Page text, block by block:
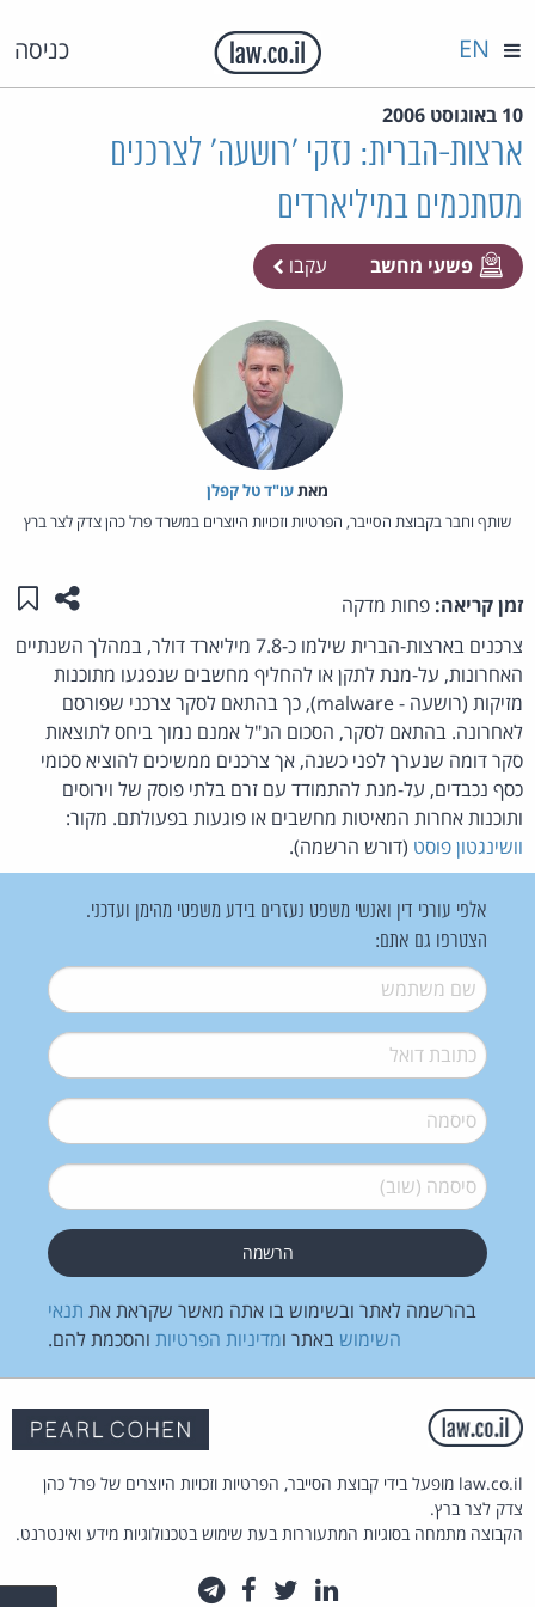
כניסה EN
10 באוגוסט 2006
ארצות-הברית: נזקי 'רושעה' לצרכנים
מסתכמים במיליארדים
פשעי מחשב עקבו
מאת‏עו"ד טל קפלן
שותף וחבר בקבוצת הסייבר, הפרטיות וזכויות היוצרים במשרד פרל כהן צדק לצר ברץ
זמן קריאה: פחות מדקה שתפו
צרכנים בארצות-הברית שילמו כ-7.8 מיליארד דולר, במהלך השנתיים
האחרונות, על-מנת לתקן או להחליף מחשבים שנפגעו מתוכנות
מזיקות (רושעה - malware), כך בהתאם לסקר צרכני שפורסם
לאחרונה. בהתאם לסקר, הסכום הנ"ל אמנם נמוך ביחס לתוצאות
סקר דומה שנערך לפני כשנה, אך צרכנים ממשיכים להוציא סכומי
כסף נכבדים, על-מנת להתמודד עם זרם בלתי פוסק של וירוסים
ותוכנות אחרות המאיטות מחשבים או פוגעות בפעולתם. מקור:
וושינגטון פוסט (דורש הרשמה).
אלפי עורכי דין ואנשי משפט נעזרים בידע משפטי מהימן ועדכני.
הצטרפו גם אתם:
שם משתמש*
דואל*
סיסמה*
סיסמה (שוב)*
בהרשמה לאתר ובשימוש בו אתה מאשר שקראת את תנאי
השימוש באתר ומדיניות הפרטיות והסכמת להם.
law.co.il מופעל בידי קבוצת הסייבר, הפרטיות וזכויות היוצרים של פרל כהן
צדק לצר ברץ.
הקבוצה מתמחה בסוגיות המתעוררות בעת שימוש בטכנולוגיות מידע ואינטרנט.
לינקדאין
טוויטרפייסבוק